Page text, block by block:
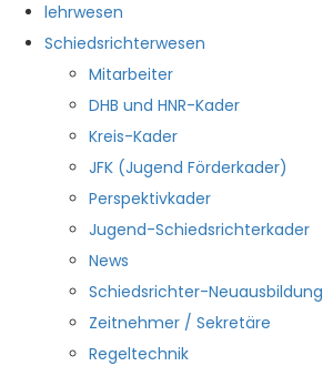
lehrwesen
Schiedsrichterwesen
Mitarbeiter
DHB und HNR-Kader
Kreis-Kader
JFK (Jugend Förderkader)
Perspektivkader
Jugend-Schiedsrichterkader
News
Schiedsrichter-Neuausbildung
Zeitnehmer / Sekretäre
Regeltechnik